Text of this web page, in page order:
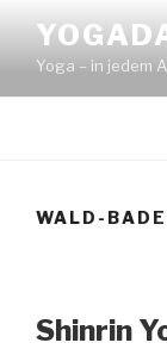
Inhalt
springenYoga – in jedem
WALD-
Shinrin